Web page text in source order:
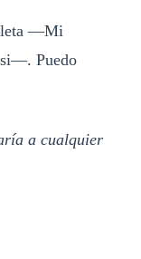
—Mi
si—. Puedo
a cualquier